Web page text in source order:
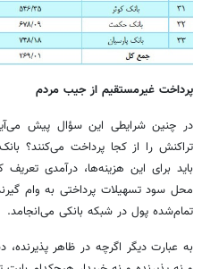
پرداخت غیرمستقیم از جیب مردم
در چنین شرایطی این سؤال پیش
تراکنش را از کجا پرداخت می‌کنند؟
باید برای این هزینه‌ها، درآمدی
محل سود تسهیلات پرداختی به وام
تمام‌شده پول در شبکه بانکی می‌انجامد.
به عبارت دیگر اگرچه در ظاهر پذیرنده،